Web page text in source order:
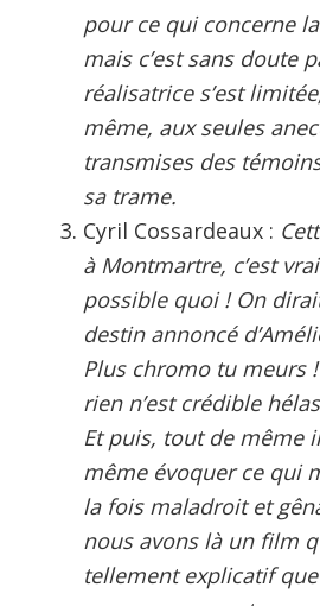
pour ce qui concerne
mais c’est sans doute
réalisatrice s’est
même, aux seules
transmises des
sa trame.
Cyril Cossardeaux :
à Montmartre, c’est
possible quoi ! On
destin annoncé
Plus chromo tu meurs
rien n’est crédible
Et puis, tout de même
même évoquer ce qui
la fois maladroit et
nous avons là un film
tellement explicatif